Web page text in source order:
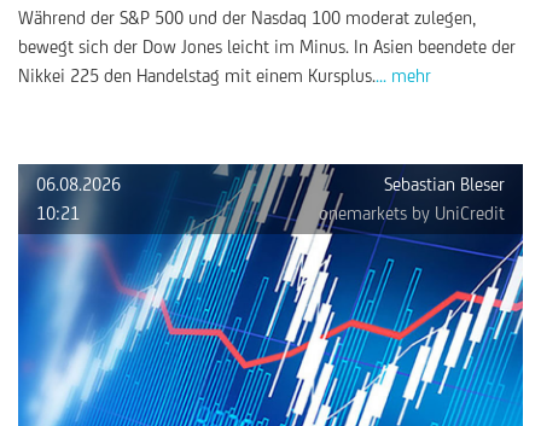
Während der S&P 500 und der Nasdaq 100 moderat zulegen,
bewegt sich der Dow Jones leicht im Minus. In Asien beendete der
Nikkei 225 den Handelstag mit einem Kursplus.... mehr
06.08.2026
Sebastian Bleser
10:21
onemarkets by UniCredit